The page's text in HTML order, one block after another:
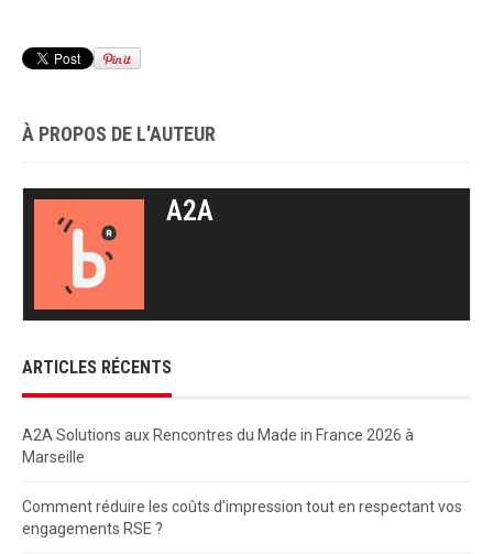
À PROPOS DE L'AUTEUR
A2A
ARTICLES RÉCENTS
A2A Solutions aux Rencontres du Made in France 2026 à
Marseille
Comment réduire les coûts d’impression tout en respectant vos
engagements RSE ?